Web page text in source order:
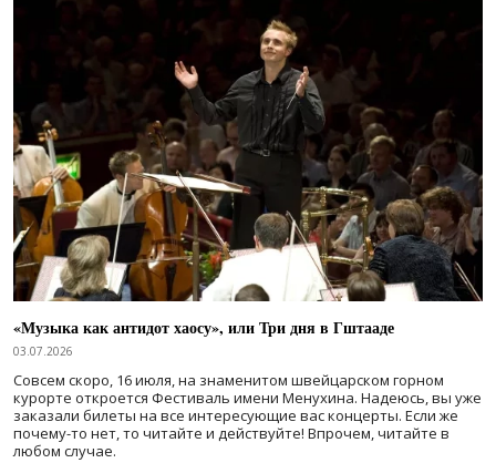
«Музыка как антидот хаосу», или Три дня в Гштааде
03.07.2026
Совсем скоро, 16 июля, на знаменитом швейцарском горном
курорте откроется Фестиваль имени Менухина. Надеюсь, вы уже
заказали билеты на все интересующие вас концерты. Если же
почему-то нет, то читайте и действуйте! Впрочем, читайте в
любом случае.